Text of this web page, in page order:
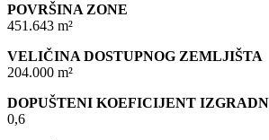
POVRŠINA ZONE
451.643 m²
VELIČINA DOSTUPNOG ZEMLJIŠTA
204.000 m²
DOPUŠTENI KOEFICIJENT
0,6